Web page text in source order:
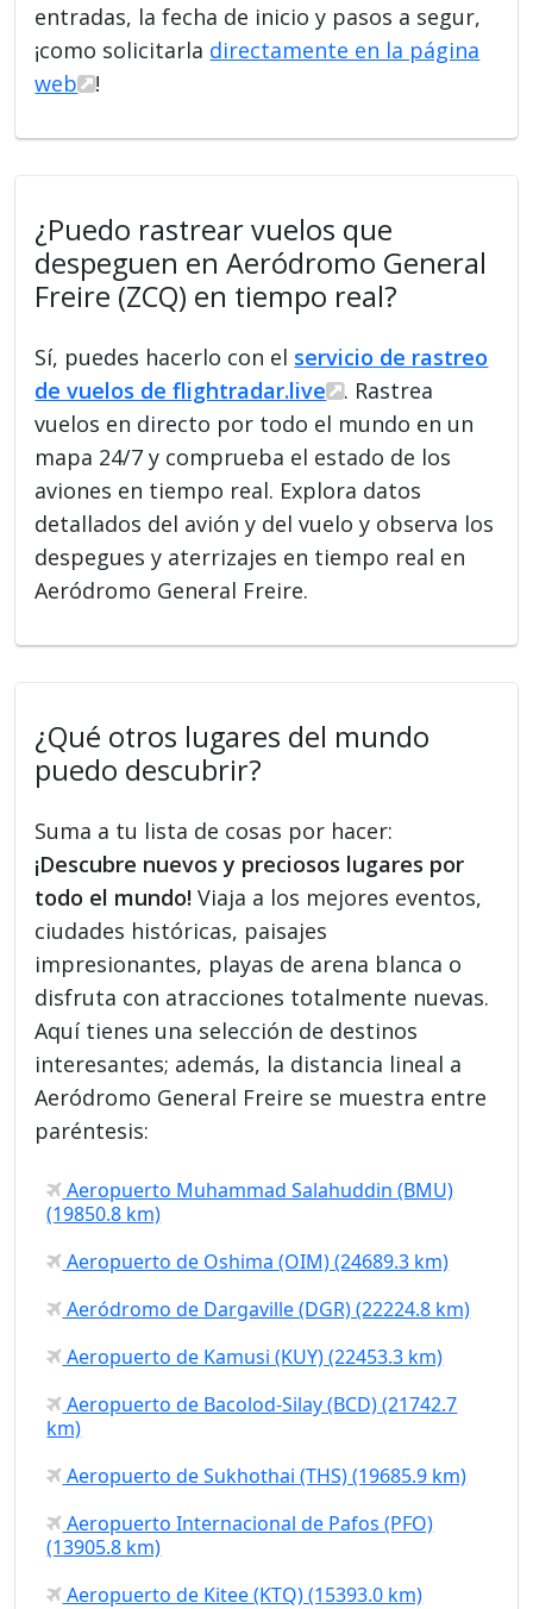
entradas, la fecha de inicio y pasos a segur,
¡como solicitarla directamente en la página
web
!
¿Puedo rastrear vuelos que
despeguen en Aeródromo General
Freire (ZCQ) en tiempo real?
Sí, puedes hacerlo con el servicio de rastreo
de vuelos de flightradar.live
. Rastrea
vuelos en directo por todo el mundo en un
mapa 24/7 y comprueba el estado de los
aviones en tiempo real. Explora datos
detallados del avión y del vuelo y observa los
despegues y aterrizajes en tiempo real en
Aeródromo General Freire.
¿Qué otros lugares del mundo
puedo descubrir?
Suma a tu lista de cosas por hacer:
¡Descubre nuevos y preciosos lugares por
todo el mundo! Viaja a los mejores eventos,
ciudades históricas, paisajes
impresionantes, playas de arena blanca o
disfruta con atracciones totalmente nuevas.
Aquí tienes una selección de destinos
interesantes; además, la distancia lineal a
Aeródromo General Freire se muestra entre
paréntesis:
Aeropuerto Muhammad Salahuddin (BMU)
(19850.8 km)
Aeropuerto de Oshima (OIM) (24689.3 km)
Aeródromo de Dargaville (DGR) (22224.8 km)
Aeropuerto de Kamusi (KUY) (22453.3 km)
Aeropuerto de Bacolod-Silay (BCD) (21742.7
km)
Aeropuerto de Sukhothai (THS) (19685.9 km)
Aeropuerto Internacional de Pafos (PFO)
(13905.8 km)
Aeropuerto de Kitee (KTQ) (15393.0 km)